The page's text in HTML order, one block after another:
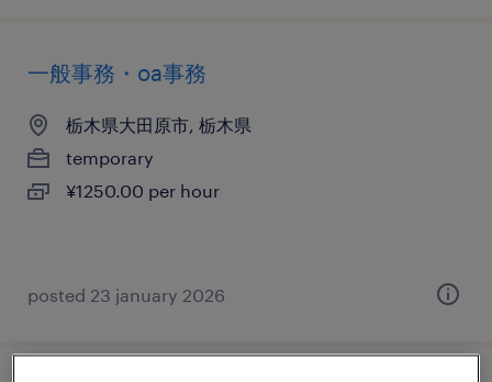
一般事務・oa事務
栃木県大田原市, 栃木県
temporary
¥1250.00 per hour
posted 23 january 2026